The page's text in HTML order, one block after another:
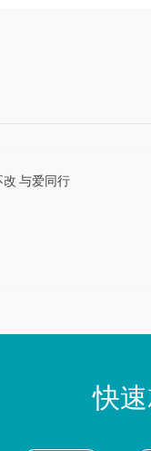
改 与爱同行
快